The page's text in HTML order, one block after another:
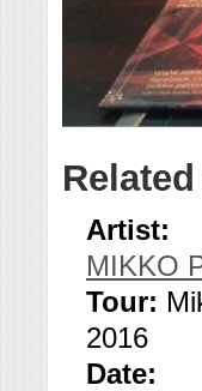
Artist:
MIKKO
Tour:
2016
Date: